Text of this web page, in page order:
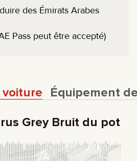
des Émirats Arabes
Pass peut être accepté)
Équipement
Grey Bruit du pot